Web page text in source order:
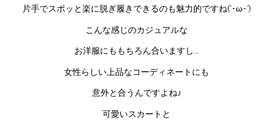
片手でスポッと楽に脱ぎ履きできるのも魅力的ですね(`･ω･´)
こんな感じのカジュアルな
お洋服にももちろん合いますし…
女性らしい上品なコーディネートにも
意外と合うんですよね♪
可愛いスカートと